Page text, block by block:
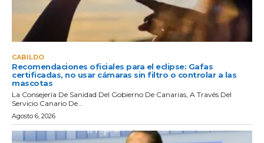
CABILDO
Recomendaciones oficiales para el eclipse: Gafas
certificadas, no usar cámaras sin filtro o controlar a las
mascotas
La Consejería De Sanidad Del Gobierno De Canarias, A Través Del
Servicio Canario De...
Agosto 6, 2026